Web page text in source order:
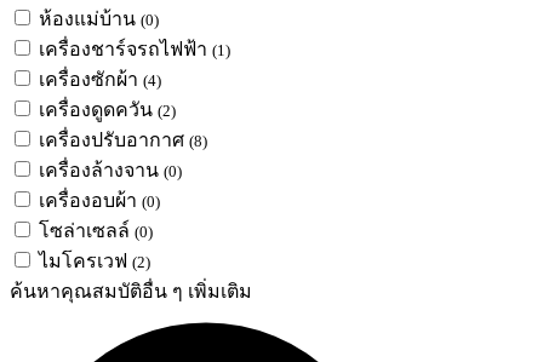
ห้องแม่บ้าน (0)
เครื่องชาร์จรถไฟฟ้า (1)
เครื่องซักผ้า (4)
เครื่องดูดควัน (2)
เครื่องปรับอากาศ (8)
เครื่องล้างจาน (0)
เครื่องอบผ้า (0)
โซล่าเซลล์ (0)
ไมโครเวฟ (2)
ค้นหาคุณสมบัติอื่น ๆ เพิ่มเติม